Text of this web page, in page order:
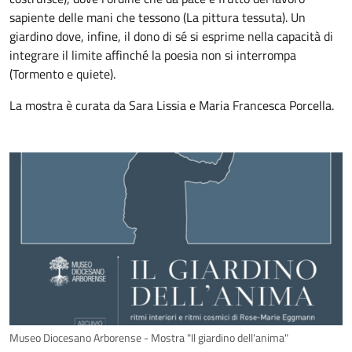
sapiente delle mani che tessono (La pittura tessuta). Un
giardino dove, infine, il dono di sé si esprime nella capacità di
integrare il limite affinché la poesia non si interrompa
(Tormento e quiete).
La mostra è curata da Sara Lissia e Maria Francesca Porcella.
Museo Diocesano Arborense - Mostra "Il giardino dell'anima"